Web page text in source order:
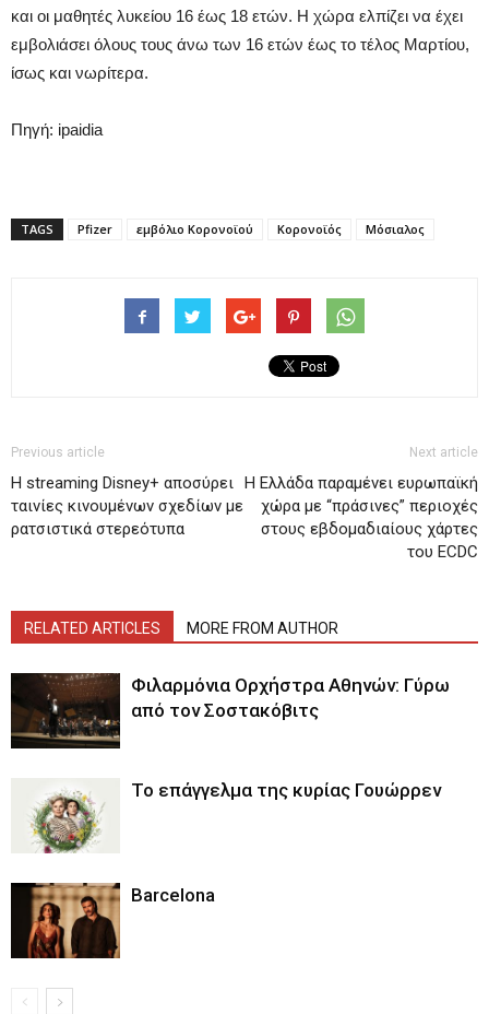
και οι μαθητές λυκείου 16 έως 18 ετών. Η χώρα ελπίζει να έχει
εμβολιάσει όλους τους άνω των 16 ετών έως το τέλος Μαρτίου,
ίσως και νωρίτερα.
Πηγή: ipaidia
TAGS Pfizer εμβόλιο Κορονοϊού Κορονοϊός Μόσιαλος
Previous article
Η streaming Disney+ αποσύρει
ταινίες κινουμένων σχεδίων με
ρατσιστικά στερεότυπα
Next article
Η Ελλάδα παραμένει ευρωπαϊκή
χώρα με “πράσινες” περιοχές
στους εβδομαδιαίους χάρτες
του ECDC
RELATED ARTICLES MORE FROM AUTHOR
Φιλαρμόνια Ορχήστρα Αθηνών: Γύρω
από τον Σοστακόβιτς
Το επάγγελμα της κυρίας Γουώρρεν
Barcelona